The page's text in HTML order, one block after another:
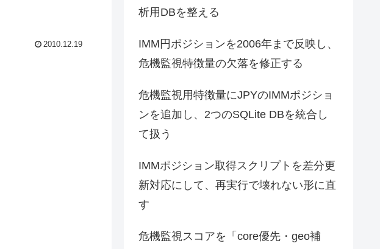
2010.12.19
析用DBを整える
IMM円ポジションを2006年まで反映し、
危機監視特徴量の欠落を修正する
危機監視用特徴量にJPYのIMMポジショ
ンを追加し、2つのSQLite DBを統合し
て扱う
IMMポジション取得スクリプトを差分更
新対応にして、再実行で壊れない形に直
す
危機監視スコアを「core優先・geo補